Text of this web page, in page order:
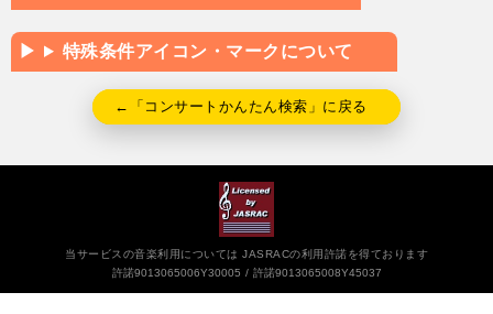
特殊条件アイコン・マークについて
←「コンサートかんたん検索」に戻る
当サービスの音楽利用については JASRACの利用許諾を得ております
許諾9013065006Y30005
許諾9013065008Y45037